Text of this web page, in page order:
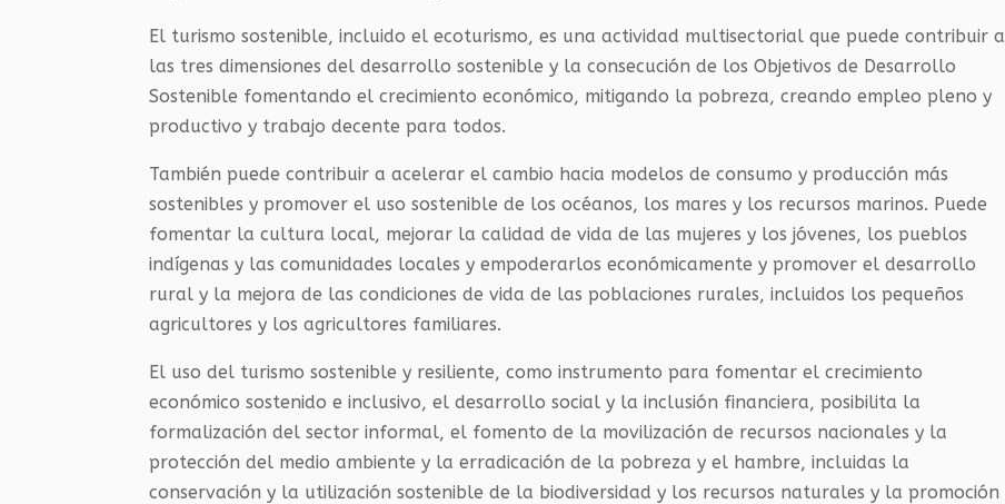
El turismo sostenible, incluido el ecoturismo, es una actividad multisectorial que puede contribuir a
las tres dimensiones del desarrollo sostenible y la consecución de los Objetivos de Desarrollo
Sostenible fomentando el crecimiento económico, mitigando la pobreza, creando empleo pleno y
productivo y trabajo decente para todos.
También puede contribuir a acelerar el cambio hacia modelos de consumo y producción más
sostenibles y promover el uso sostenible de los océanos, los mares y los recursos marinos. Puede
fomentar la cultura local, mejorar la calidad de vida de las mujeres y los jóvenes, los pueblos
indígenas y las comunidades locales y empoderarlos económicamente y promover el desarrollo
rural y la mejora de las condiciones de vida de las poblaciones rurales, incluidos los pequeños
agricultores y los agricultores familiares.
El uso del turismo sostenible y resiliente, como instrumento para fomentar el crecimiento
económico sostenido e inclusivo, el desarrollo social y la inclusión financiera, posibilita la
formalización del sector informal, el fomento de la movilización de recursos nacionales y la
protección del medio ambiente y la erradicación de la pobreza y el hambre, incluidas la
conservación y la utilización sostenible de la biodiversidad y los recursos naturales y la promoción